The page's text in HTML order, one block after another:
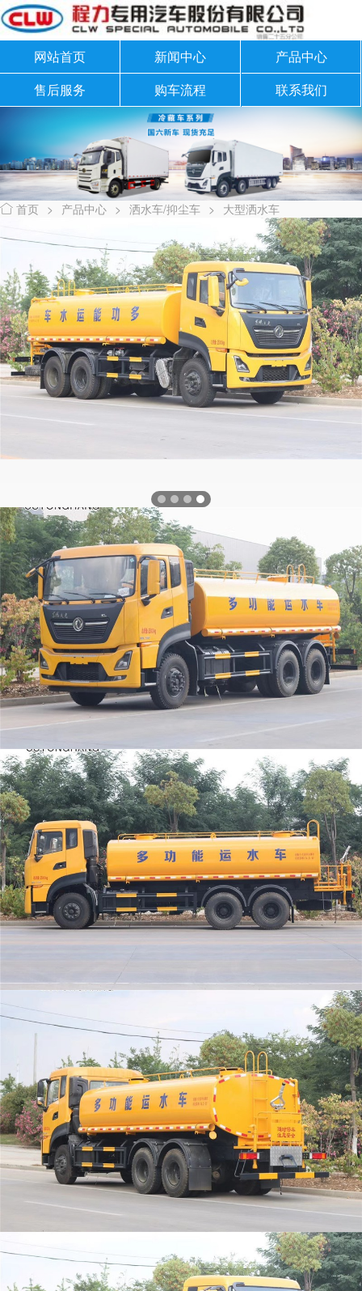
网站首页 新闻中心
产品中心
售后服务
购车流程 联系我们
 首页 > 产品中心 > 洒水车/抑尘车 > 大型洒水车